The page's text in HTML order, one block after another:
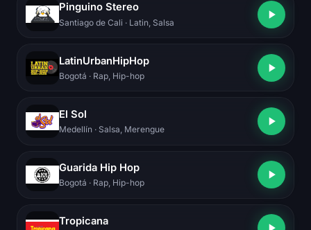
Pinguino Stereo
Santiago de Cali · Latin, Salsa
LatinUrbanHipHop
Bogotá · Rap, Hip-hop
El Sol
Medellín · Salsa, Merengue
Guarida Hip Hop
Bogotá · Rap, Hip-hop
Tropicana